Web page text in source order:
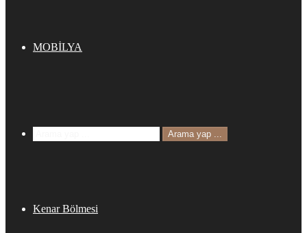
MOBİLYA
Arama yap ...
Kenar Bölmesi